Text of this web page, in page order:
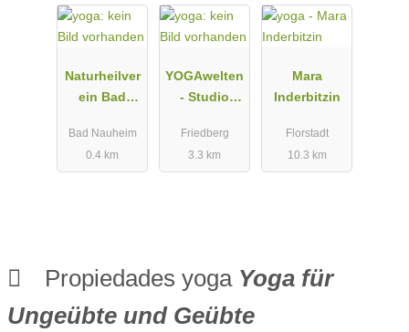
Naturheilver
ein Bad
Friedberg
e.V.
Bad Nauheim
0.4 km
YOGAwelten
- Studio
Friedberg
3.3 km
Mara
Inderbitzin
Florstadt
10.3 km
Propiedades yoga Yoga für
Ungeübte und Geübte